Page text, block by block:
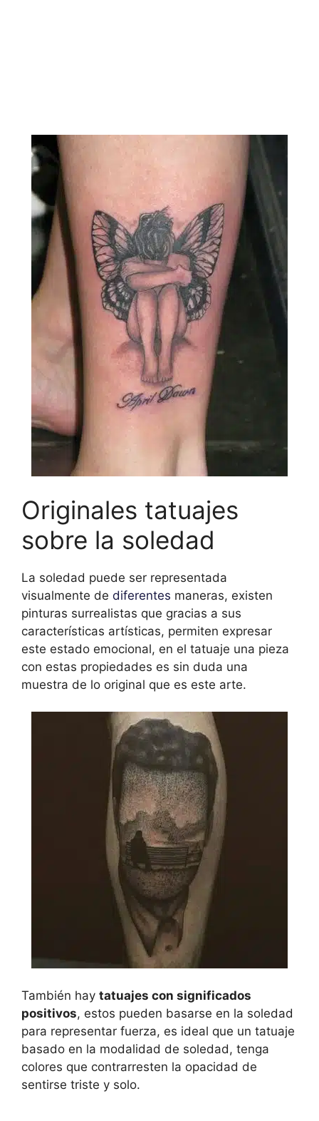
Originales tatuajes
sobre la soledad
La soledad puede ser representada
visualmente de diferentes maneras, existen
pinturas surrealistas que gracias a sus
características artísticas, permiten expresar
este estado emocional, en el tatuaje una pieza
con estas propiedades es sin duda una
muestra de lo original que es este arte.
También hay tatuajes con significados
positivos, estos pueden basarse en la soledad
para representar fuerza, es ideal que un tatuaje
basado en la modalidad de soledad, tenga
colores que contrarresten la opacidad de
sentirse triste y solo.